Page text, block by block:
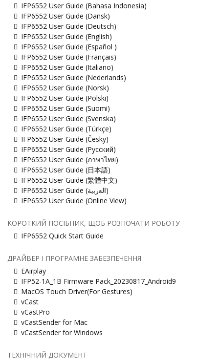
IFP6552 User Guide (Bahasa Indonesia)
IFP6552 User Guide (Dansk)
IFP6552 User Guide (Deutsch)
IFP6552 User Guide (English)
IFP6552 User Guide (Español )
IFP6552 User Guide (Français)
IFP6552 User Guide (Italiano)
IFP6552 User Guide (Nederlands)
IFP6552 User Guide (Norsk)
IFP6552 User Guide (Polski)
IFP6552 User Guide (Suomi)
IFP6552 User Guide (Svenska)
IFP6552 User Guide (Türkçe)
IFP6552 User Guide (Česky)
IFP6552 User Guide (Русский)
IFP6552 User Guide (ภาษาไทย)
IFP6552 User Guide (日本語)
IFP6552 User Guide (繁體中文)
IFP6552 User Guide (ﺍﻟﻌﺭﺑﻳﺔ)
IFP6552 User Guide (Online View)
КОРОТКИЙ ПОСІБНИК, ЩОБ РОЗПОЧАТИ РОБОТУ
IFP6552 Quick Start Guide
ДРАЙВЕР І ПРОГРАМНЕ ЗАБЕЗПЕЧЕННЯ
EAirplay
IFP52-1A_1B Firmware Pack_20230817_Android9
MacOS Touch Driver(For Gestures)
vCast
vCastPro
vCastSender for Mac
vCastSender for Windows
ТЕХНІЧНИЙ ДОКУМЕНТ